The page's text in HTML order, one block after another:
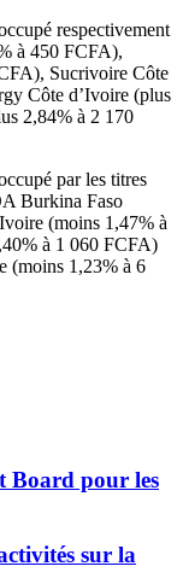
respectivement
à 450 FCFA),
Sucrivoire Côte
Côte d’Ivoire (plus
2,84% à 2 170
par les titres
Burkina Faso
(moins 1,47% à
à 1 060 FCFA)
(moins 1,23% à 6
Board pour les
sur la